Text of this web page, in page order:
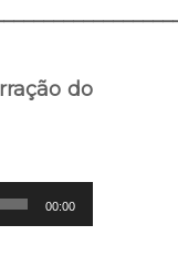
do
00:00